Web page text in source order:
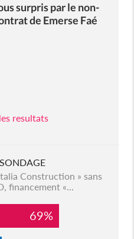
surpris par le non-
de Emerse Faé
resultats
Construction » sans
financement «...
69%